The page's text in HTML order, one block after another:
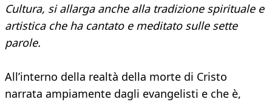
Cultura, si allarga anche alla tradizione spirituale e
artistica che ha cantato e meditato sulle sette
parole.
All’interno della realtà della morte di Cristo
narrata ampiamente dagli evangelisti e che è,